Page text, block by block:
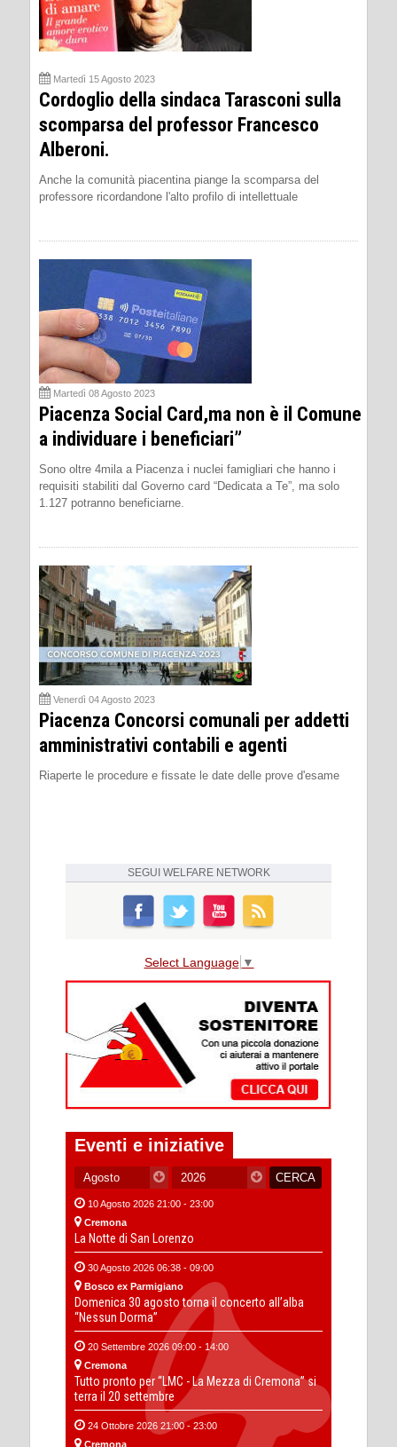
Martedì 15 Agosto 2023
Cordoglio della sindaca Tarasconi sulla
scomparsa del professor Francesco
Alberoni.
Anche la comunità piacentina piange la scomparsa del
professore ricordandone l'alto profilo di intellettuale
Martedì 08 Agosto 2023
Piacenza Social Card,ma non è il Comune
a individuare i beneficiari”
Sono oltre 4mila a Piacenza i nuclei famigliari che hanno i
requisiti stabiliti dal Governo card “Dedicata a Te”, ma solo
1.127 potranno beneficiarne.
Venerdì 04 Agosto 2023
Piacenza Concorsi comunali per addetti
amministrativi contabili e agenti
Riaperte le procedure e fissate le date delle prove d'esame
SEGUI WELFARE NETWORK
Select Language ▼
Eventi e iniziative
10 Agosto 2026 21:00 - 23:00
Cremona
La Notte di San Lorenzo
30 Agosto 2026 06:38 - 09:00
Bosco ex Parmigiano
Domenica 30 agosto torna il concerto all’alba
“Nessun Dorma”
20 Settembre 2026 09:00 - 14:00
Cremona
Tutto pronto per “LMC - La Mezza di Cremona” si
terra il 20 settembre
24 Ottobre 2026 21:00 - 23:00
Cremona